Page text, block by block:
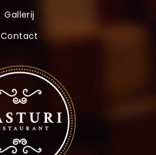
Gallerij
Contact